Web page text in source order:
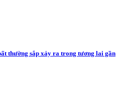
thường sắp xảy ra trong tương lai gần